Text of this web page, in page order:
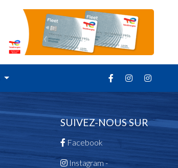
SUIVEZ-NOUS SUR
Facebook
Instagram -